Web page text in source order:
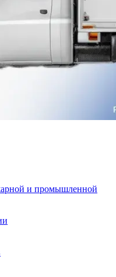
и промышленной